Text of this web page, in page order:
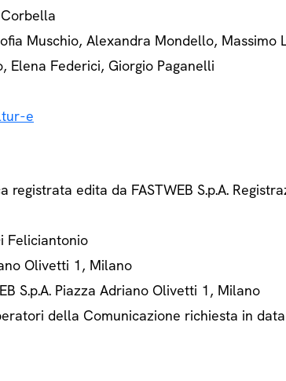
Muschio, Alexandra Mondello, Massimo
Elena Federici, Giorgio Paganelli
e
registrata edita da FASTWEB S.p.A.
Feliciantonio
Olivetti 1, Milano
S.p.A. Piazza Adriano Olivetti 1, Milano
della Comunicazione richiesta in